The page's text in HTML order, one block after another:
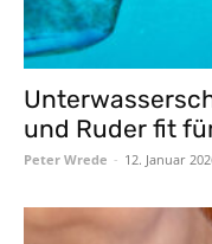
und Ruder fit
Peter Wrede - 12. Januar